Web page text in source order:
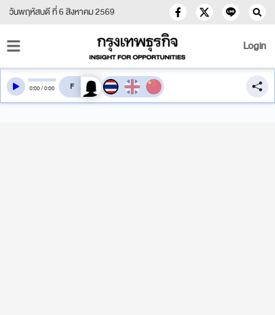
วันพฤหัสบดี ที่ 6 สิงหาคม 2569
Login
0:00/0:00 สลับเสียงอ่าน